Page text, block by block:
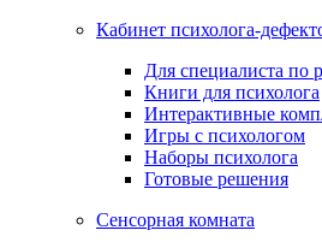
Кабинет психолога-
Для специалиста по
Книги для психолога
Интерактивные
Игры с психологом
Наборы психолога
Готовые решения
Сенсорная комната